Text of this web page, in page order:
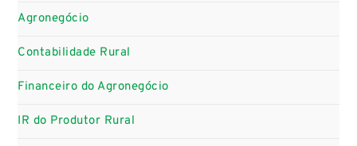
Agronegócio
Contabilidade Rural
Financeiro do Agronegócio
IR do Produtor Rural